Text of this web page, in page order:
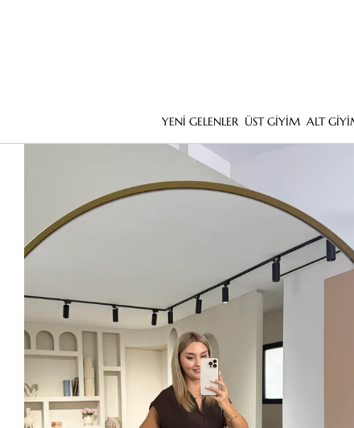
YENİ GELENLER ÜST GİYİM ALT